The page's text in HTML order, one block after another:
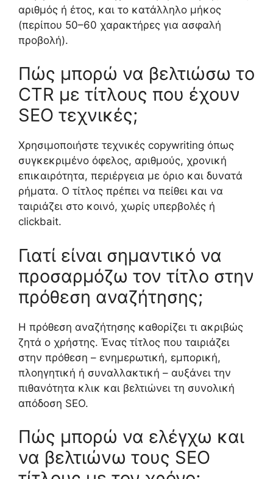
αριθμός ή έτος, και το κατάλληλο μήκος
(περίπου 50–60 χαρακτήρες για ασφαλή
προβολή).
Πώς μπορώ να βελτιώσω το
CTR με τίτλους που έχουν
SEO τεχνικές;
Χρησιμοποιήστε τεχνικές copywriting όπως
συγκεκριμένο όφελος, αριθμούς, χρονική
επικαιρότητα, περιέργεια με όριο και δυνατά
ρήματα. Ο τίτλος πρέπει να πείθει και να
ταιριάζει στο κοινό, χωρίς υπερβολές ή
clickbait.
Γιατί είναι σημαντικό να
προσαρμόζω τον τίτλο στην
πρόθεση αναζήτησης;
Η πρόθεση αναζήτησης καθορίζει τι ακριβώς
ζητά ο χρήστης. Ένας τίτλος που ταιριάζει
στην πρόθεση – ενημερωτική, εμπορική,
πλοηγητική ή συναλλακτική – αυξάνει την
πιθανότητα κλικ και βελτιώνει τη συνολική
απόδοση SEO.
Πώς μπορώ να ελέγχω και
να βελτιώνω τους SEO